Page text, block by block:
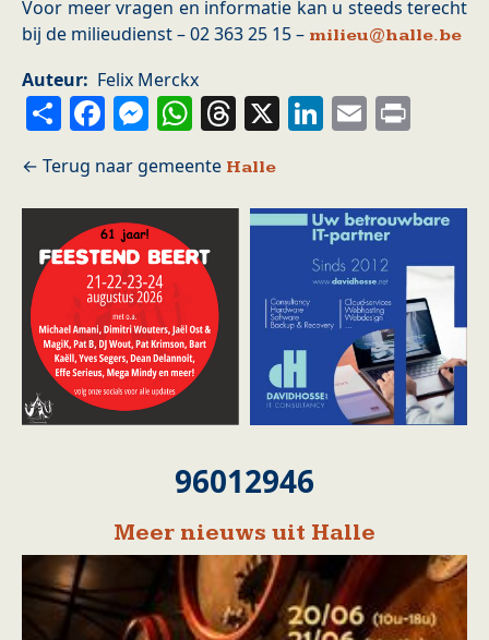
Voor meer vragen en informatie kan u steeds terecht
bij de milieudienst – 02 363 25 15 – milieu@halle.be
Auteur Felix Merckx
ShareFacebook
Messenger
WhatsApp
Threads
X LinkedIn
Email
Halle
96012946
Meer nieuws uit Halle